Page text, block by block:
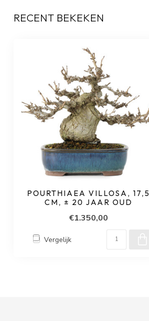
RECENT BEKEKEN
POURTHIAEA VILLOSA, 17,5
CM, ± 20 JAAR OUD
€1.350,00
Vergelijk